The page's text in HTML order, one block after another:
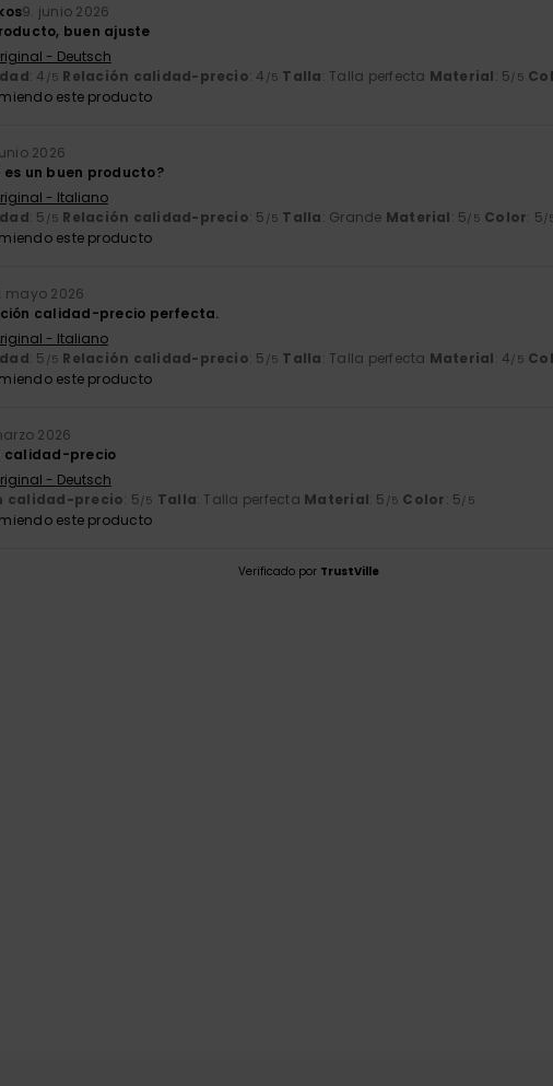
9. junio 2026
buen ajuste
- Deutsch
: 4 /5 Relación calidad-precio: 4 /5 Talla: Talla perfecta Material: 5 /5
este producto
2026
es un buen producto?
- Italiano
: 5 /5 Relación calidad-precio: 5 /5 Talla: Grande Material: 5 /5 Color: 5 /
este producto
mayo 2026
calidad-precio perfecta.
- Italiano
: 5 /5 Relación calidad-precio: 5 /5 Talla: Talla perfecta Material: 4 /5
este producto
2026
calidad-precio
- Deutsch
calidad-precio: 5 /5 Talla: Talla perfecta Material: 5 /5 Color: 5 /5
este producto
Verificado por TrustVille